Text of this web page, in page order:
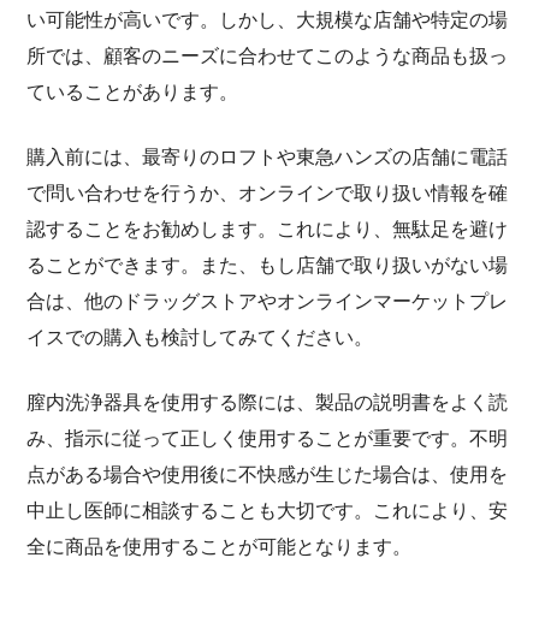
い可能性が高いです。しかし、大規模な店舗や特定の場
所では、顧客のニーズに合わせてこのような商品も扱っ
ていることがあります。
購入前には、最寄りのロフトや東急ハンズの店舗に電話
で問い合わせを行うか、オンラインで取り扱い情報を確
認することをお勧めします。これにより、無駄足を避け
ることができます。また、もし店舗で取り扱いがない場
合は、他のドラッグストアやオンラインマーケットプレ
イスでの購入も検討してみてください。
膣内洗浄器具を使用する際には、製品の説明書をよく読
み、指示に従って正しく使用することが重要です。不明
点がある場合や使用後に不快感が生じた場合は、使用を
中止し医師に相談することも大切です。これにより、安
全に商品を使用することが可能となります。